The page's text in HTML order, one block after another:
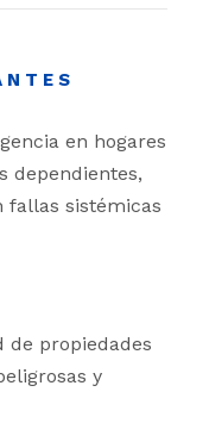
en hogares
dependientes,
fallas sistémicas
de propiedades
y